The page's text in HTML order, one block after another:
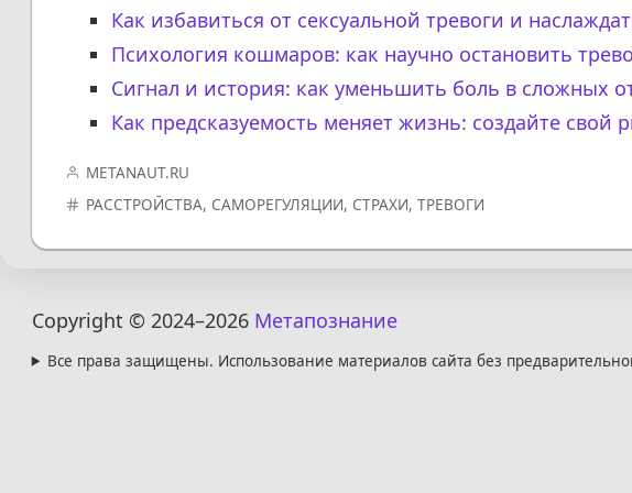
Как избавиться от сексуальной тревоги и
Психология кошмаров: как научно остановить
Сигнал и история: как уменьшить боль в сложных
Как предсказуемость меняет жизнь: создайте свой
METANAUT.RU
РАССТРОЙСТВА, САМОРЕГУЛЯЦИИ, СТРАХИ,ТРЕВОГИ
Copyright © 2024–2026 Метапознание
Все права защищены. Использование материалов сайта без